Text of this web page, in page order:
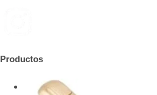
Productos